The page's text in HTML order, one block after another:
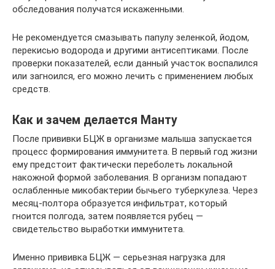
обследования получатся искаженными.
Не рекомендуется смазывать папулу зеленкой, йодом,
перекисью водорода и другими антисептиками. После
проверки показателей, если данный участок воспалился
или загноился, его можно лечить с применением любых
средств.
Как и зачем делается Манту
После прививки БЦЖ в организме малыша запускается
процесс формирования иммунитета. В первый год жизни
ему предстоит фактически переболеть локальной
накожной формой заболевания. В организм попадают
ослабленные микобактерии бычьего туберкулеза. Через
месяц-полтора образуется инфильтрат, который
гноится полгода, затем появляется рубец —
свидетельство выработки иммунитета.
Именно прививка БЦЖ — серьезная нагрузка для